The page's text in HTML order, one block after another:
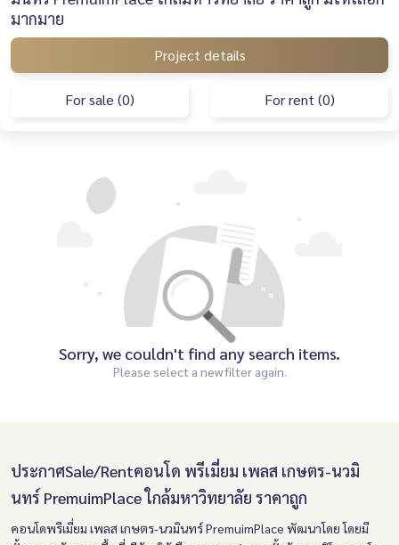
มากมาย
Project details
For sale (0) For rent (0)
Sorry, we couldn't find any search items.
Please select a new filter again.
ประกาศSale/Rentคอนโด พรีเมี่ยม เพลส เกษตร-นวมิ
นทร์ PremuimPlace ใกล้มหาวิทยาลัย ราคาถูก
คอนโดพรีเมี่ยม เพลส เกษตร-นวมินทร์ PremuimPlace พัฒนาโดยโดยมี